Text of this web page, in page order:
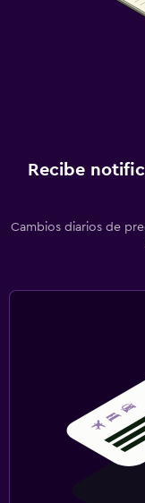
Recibe
Cambios diarios de